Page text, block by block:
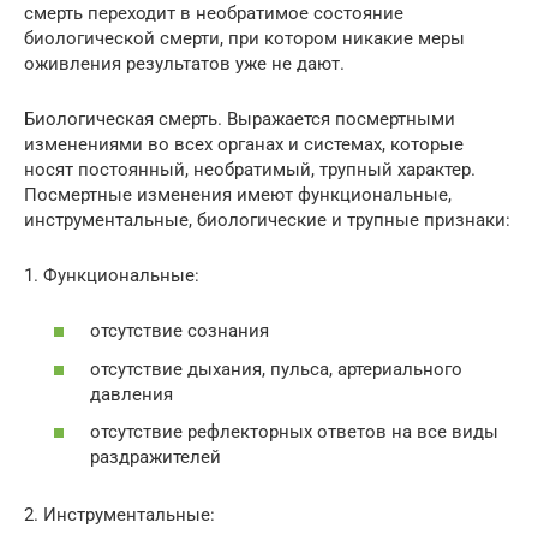
смерть переходит в необратимое состояние
биологической смерти, при котором никакие меры
оживления результатов уже не дают.
Биологическая смерть. Выражается посмертными
изменениями во всех органах и системах, которые
носят постоянный, необратимый, трупный характер.
Посмертные изменения имеют функциональные,
инструментальные, биологические и трупные признаки:
1. Функциональные:
отсутствие сознания
отсутствие дыхания, пульса, артериального
давления
отсутствие рефлекторных ответов на все виды
раздражителей
2. Инструментальные: